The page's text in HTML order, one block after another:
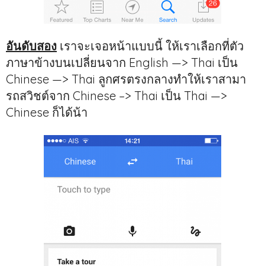
อันดับสอง เราจะเจอหน้าแบบนี้ ให้เราเลือกที่ตัว
ภาษาข้างบนเปลี่ยนจาก English —> Thai เป็น
Chinese —> Thai ลูกศรตรงกลางทำให้เราสามา
รถสวิชต์จาก Chinese –> Thai เป็น Thai —>
Chinese ก็ได้น้า